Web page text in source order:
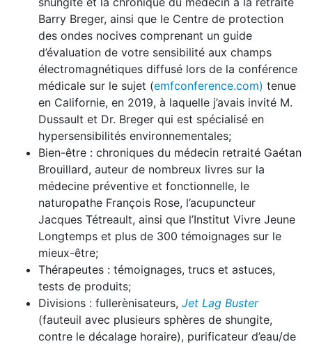
Barry Breger, ainsi que le Centre de protection
des ondes nocives comprenant un guide
d’évaluation de votre sensibilité aux champs
électromagnétiques diffusé lors de la conférence
médicale sur le sujet (emfconference.com) tenue
en Californie, en 2019, à laquelle j’avais invité M.
Dussault et Dr. Breger qui est spécialisé en
hypersensibilités environnementales;
Bien-être : chroniques du médecin retraité Gaétan
Brouillard, auteur de nombreux livres sur la
médecine préventive et fonctionnelle, le
naturopathe François Rose, l’acupuncteur
Jacques Tétreault, ainsi que l’Institut Vivre Jeune
Longtemps et plus de 300 témoignages sur le
mieux-être;
Thérapeutes : témoignages, trucs et astuces,
tests de produits;
Divisions : fullerènisateurs, Jet Lag Buster
(fauteuil avec plusieurs sphères de shungite,
contre le décalage horaire), purificateur d’eau/de